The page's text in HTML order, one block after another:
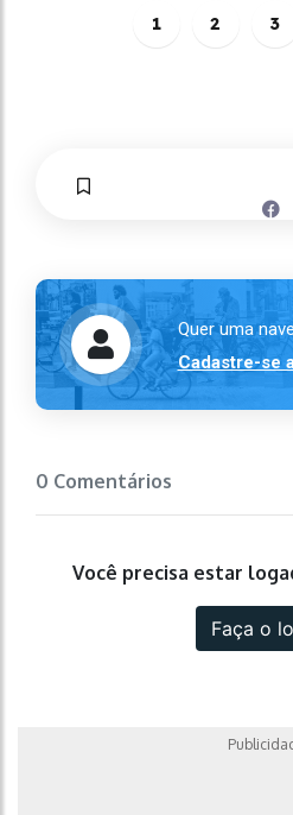
1 2 3
Quer uma
Cadastre-se
0 Comentários
Você precisa estar
Faça o